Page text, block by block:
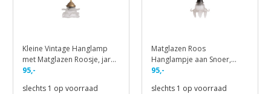
Kleine Vintage Hanglamp
met Matglazen Roosje, jaren
40
95,-
slechts 1 op voorraad
Matglazen Roos
Hanglampje aan Snoer,
Jaren 40
95,-
slechts 1 op voorraad